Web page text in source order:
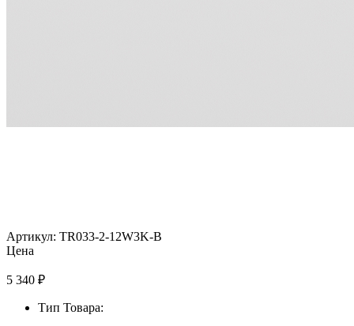
Артикул: TR033-2-12W3K-B
Цена
5 340 ₽
Тип Товара: